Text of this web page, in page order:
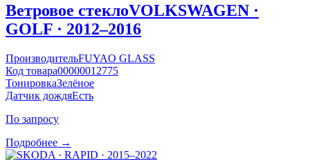
Ветровое стеклоVOLKSWAGEN ·
GOLF · 2012–2016
ПроизводительFUYAO GLASS
Код товара00000012775
ТонировкаЗелёное
Датчик дождяЕсть
По запросу
Подробнее →